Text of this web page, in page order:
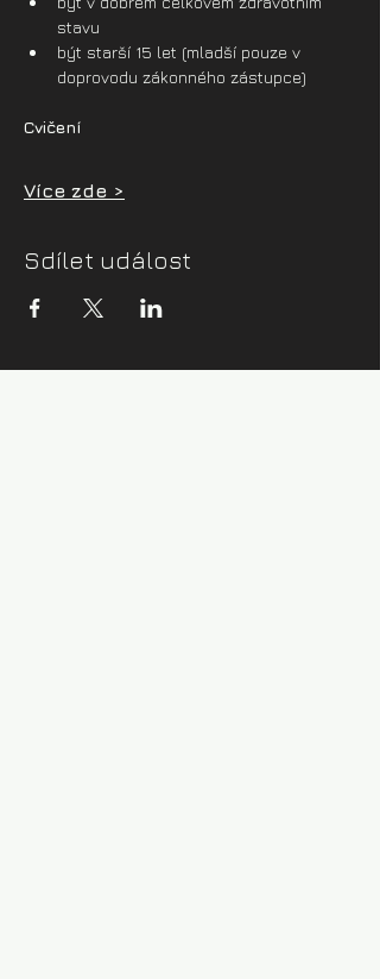
stavu
být starší 15 let (mladší pouze v
doprovodu zákonného zástupce)
Cvičení
Více zde >
Sdílet událost